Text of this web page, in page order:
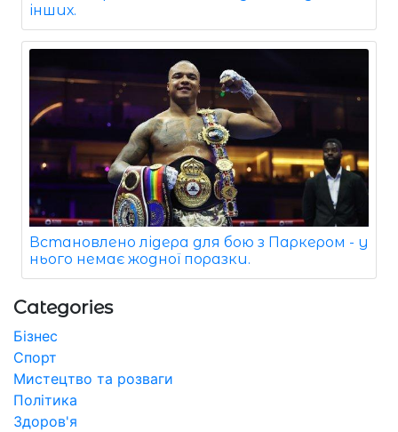
інших.
Встановлено лідера для бою з Паркером - у
нього немає жодної поразки.
Categories
Бізнес
Спорт
Мистецтво та розваги
Політика
Здоров'я